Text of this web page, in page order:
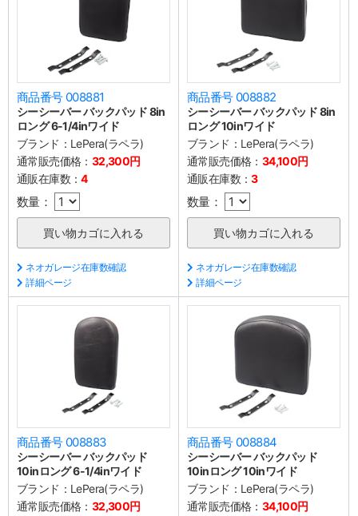
商品番号 008881
シーシーバー バックパッド 8in
ロング 6-1/4inワイド
ブランド： LePera(ラペラ)
通常販売価格： 32,300円
通販在庫数：4
数量：
ネオガレージ在庫数確認
詳細ページ
商品番号 008882
シーシーバー バックパッド 8in
ロング 10inワイド
ブランド： LePera(ラペラ)
通常販売価格： 34,100円
通販在庫数：3
数量：
ネオガレージ在庫数確認
詳細ページ
商品番号 008883
シーシーバー バックパッド
10inロング 6-1/4inワイド
ブランド： LePera(ラペラ)
通常販売価格： 32,300円
商品番号 008884
シーシーバー バックパッド
10inロング 10inワイド
ブランド： LePera(ラペラ)
通常販売価格： 34,100円